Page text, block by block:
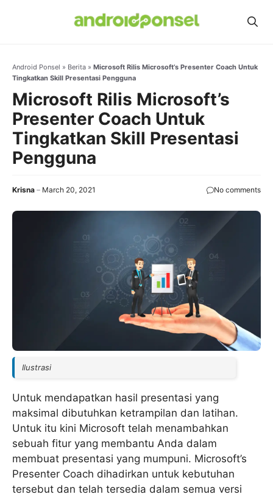
Android Ponsel » Berita » Microsoft Rilis Microsoft’s Presenter Coach Untuk
Tingkatkan Skill Presentasi Pengguna
Microsoft Rilis Microsoft’s
Presenter Coach Untuk
Tingkatkan Skill Presentasi
Pengguna
Krisna March 20, 2021 No comments
Ilustrasi
Untuk mendapatkan hasil presentasi yang
maksimal dibutuhkan ketrampilan dan latihan.
Untuk itu kini Microsoft telah menambahkan
sebuah fitur yang membantu Anda dalam
membuat presentasi yang mumpuni. Microsoft’s
Presenter Coach dihadirkan untuk kebutuhan
tersebut dan telah tersedia dalam semua versi